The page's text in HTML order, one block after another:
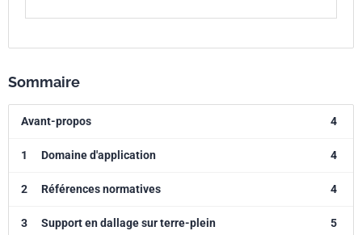
Sommaire
Avant-propos 4
1 Domaine d'application 4
2 Références normatives 4
3 Support en dallage sur terre-plein 5